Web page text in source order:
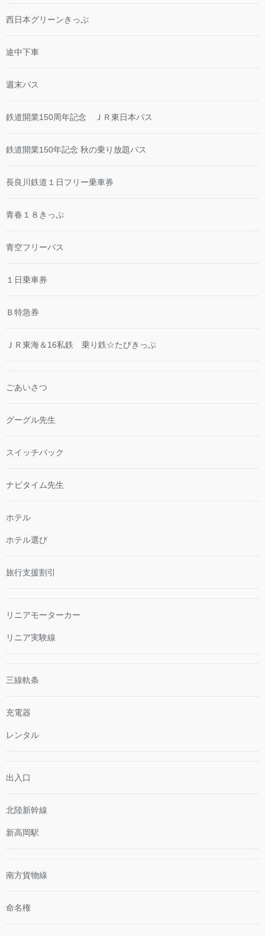
西日本グリーンきっぷ
途中下車
週末パス
鉄道開業150周年記念 ＪＲ東日本パス
鉄道開業150年記念 秋の乗り放題パス
長良川鉄道１日フリー乗車券
青春１８きっぷ
青空フリーパス
１日乗車券
Ｂ特急券
ＪＲ東海＆16私鉄 乗り鉄☆たびきっぷ
ごあいさつ
グーグル先生
スイッチバック
ナビタイム先生
ホテル
ホテル選び
旅行支援割引
リニアモーターカー
リニア実験線
三線軌条
充電器
レンタル
出入口
北陸新幹線
新高岡駅
南方貨物線
命名権